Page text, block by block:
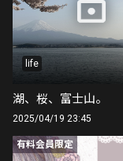
life
湖、桜、富士山。
2025/04/19 23:45
有料会員限定